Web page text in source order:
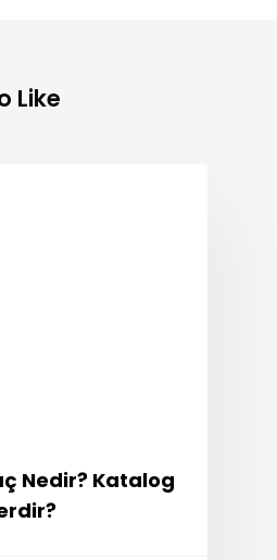
Like
Nedir? Katalog